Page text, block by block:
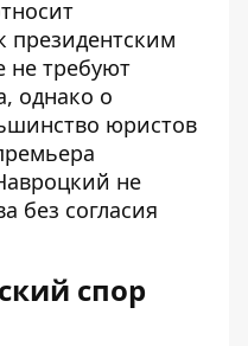
президентским
не требуют
однако о
юристов
не
без согласия
спор